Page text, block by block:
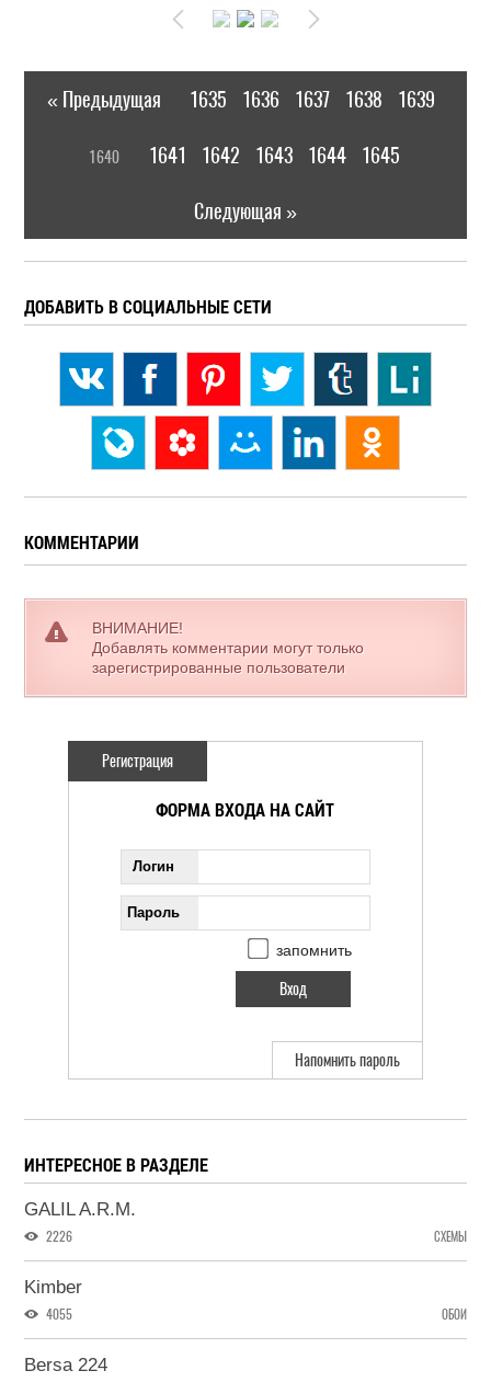
« Предыдущая 1635 1636 1637 1638 1639
1640 1641 1642 1643 1644 1645
Следующая »
ДОБАВИТЬ В СОЦИАЛЬНЫЕ СЕТИ
КОММЕНТАРИИ
ВНИМАНИЕ!
Добавлять комментарии могут только
зарегистрированные пользователи
Регистрация
ФОРМА ВХОДА НА САЙТ
Логин
Пароль
запомнить
Напомнить пароль
ИНТЕРЕСНОЕ В РАЗДЕЛЕ
GALIL A.R.M.
2226 СХЕМЫ
Kimber
4055 ОБОИ
Bersa 224